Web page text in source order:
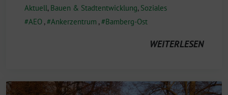
Aktuell, Bauen & Stadtentwicklung, Soziales
AEO , Ankerzentrum , Bamberg-Ost
WEITERLESEN